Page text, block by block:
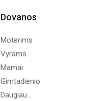
Dovanos
Moterims
Vyrams
Mamai
Gimtadienio
Daugiau...